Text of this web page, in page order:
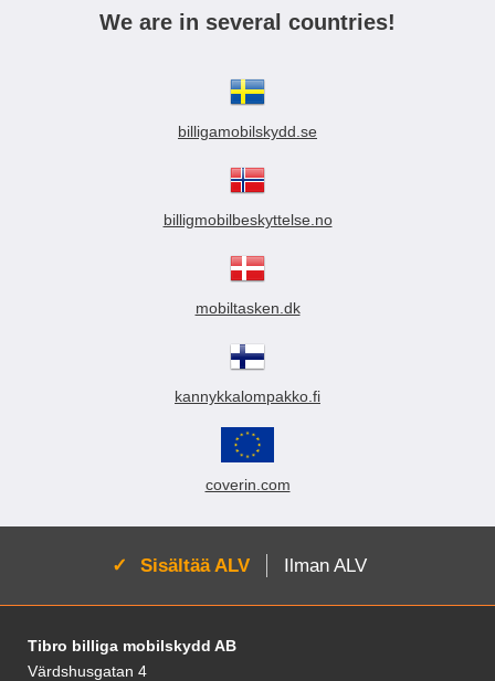
We are in several countries!
billigamobilskydd.se
billigmobilbeskyttelse.no
mobiltasken.dk
kannykkalompakko.fi
coverin.com
Aktivoi:
Sisältää ALV Ilman ALV
Alatunnisteen sisältö Sekalaista tietoa ja
Tibro billiga mobilskydd AB
Värdshusgatan 4